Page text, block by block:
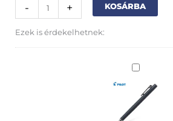
-
07mm
2B
+ KOSÁRBA
Ezek is érdekelhetnek:
Pilot
ceruza
AirStep
05